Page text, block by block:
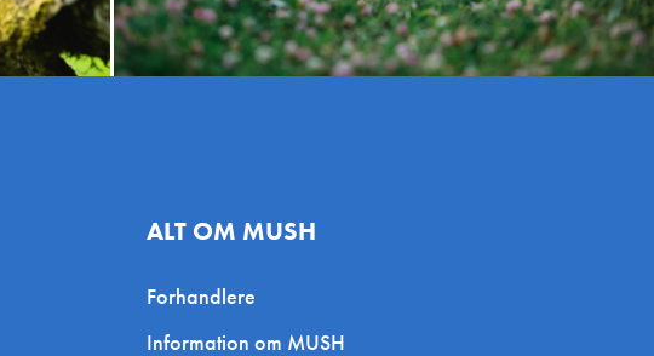
PetsPerfect
Kliplev Erhvervspark 38, 6200
Aabenraa, Danmark
Chew Chew ApS
Strandvænget 1, 2791 Dragør,
Danmark
Snertinge, Danmark
ALT OM MUSH
Forhandlere
Information om MUSH